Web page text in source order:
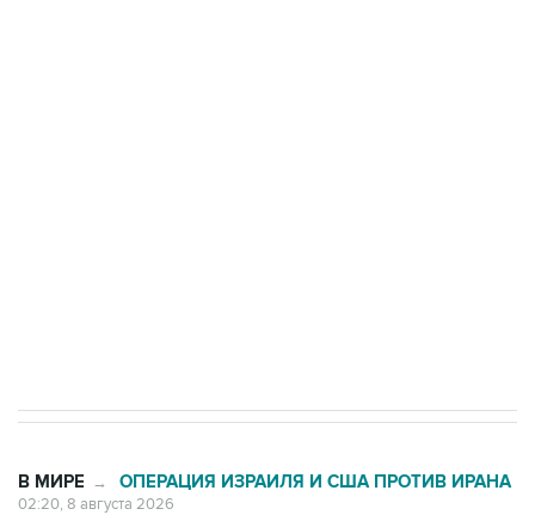
В МИРЕ → ОПЕРАЦИЯ ИЗРАИЛЯ И США ПРОТИВ ИРАНА
02:20, 8 августа 2026